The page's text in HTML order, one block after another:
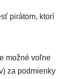
pirátom, ktorí
možné voľne
za podmienky